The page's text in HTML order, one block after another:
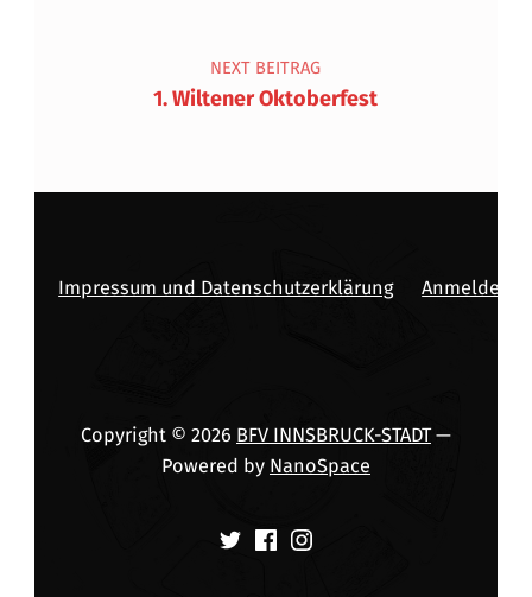
NEXT BEITRAG
1. Wiltener Oktoberfest
Impressum und Datenschutzerklärung Anmelden
Copyright © 2026 BFV INNSBRUCK-STADT—
Powered by NanoSpace